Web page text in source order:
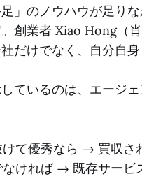
」のノウハウが足り
創業者 Xiao Hong（
だけでなく、自分自
ているのは、エージ
て優秀なら → 買収さ
なければ → 既存サービ